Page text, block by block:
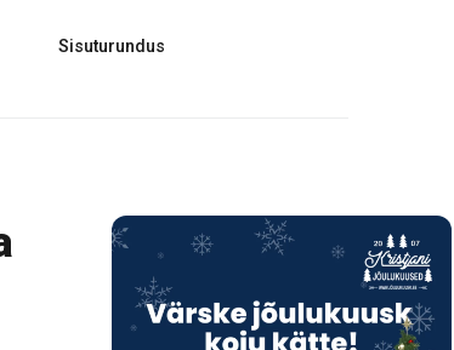
Sisuturundus